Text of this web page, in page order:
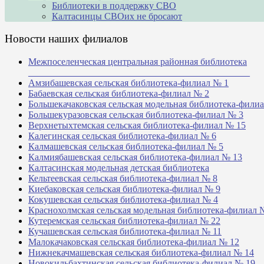
Библиотеки в поддержку СВО
Калтасинцы СВОих не бросают
Новости наших филиалов
Межпоселенческая центральная районная библиотека
Амзибашевская сельская библиотека-филиал № 1
Бабаевская сельская библиотека-филиал № 2
Большекачаковская сельская модельная библиотека-
Большекуразовская сельская библиотека-филиал № 3
Верхнетыхтемская сельская библиотека-филиал № 15
Калегинская сельская библиотека-филиал № 6
Калмашевская сельская библиотека-филиал № 5
Калмиябашевская сельская библиотека-филиал № 13
Калтасинская модельная детская библиотека
Кельтеевская сельская библиотека-филиал № 8
Киебаковская сельская библиотека-филиал № 9
Кокушевская сельская библиотека-филиал № 4
Краснохолмская сельская модельная библиотека-филиал
Кутеремская сельская библиотека-филиал № 22
Кучашевская сельская библиотека-филиал № 11
Малокачаковская сельская библиотека-филиал № 12
Нижнекачмашевская сельская библиотека-филиал № 14